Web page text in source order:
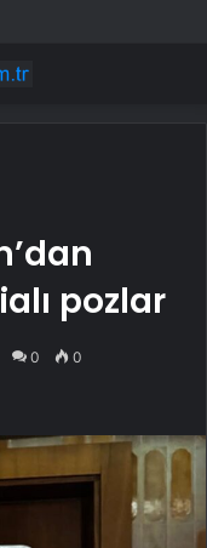
pozlar
0 0